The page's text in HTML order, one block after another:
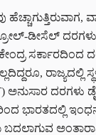
ಡೀಸೆಲ್
ಸರ್ಕಾರದಿಂದ
ರಾಜ್ಯದಲ್ಲಿ
ಅನುಸಾರ ದರಗಳು
ಭಾರತದಲ್ಲಿ
ಬದಲಾಗುವ